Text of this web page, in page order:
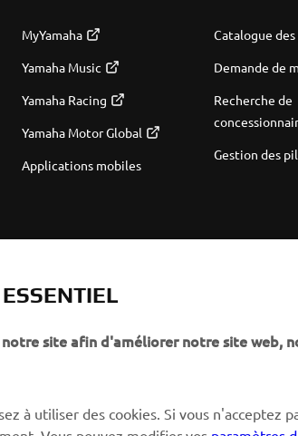
MyYamaha
Yamaha Music
Yamaha Racing
Yamaha Motor Global
Applications mobiles
Catalogue
Demande de
Recherche de
Gestion des
site afin d'améliorer notre site web,
à utiliser des cookies. Si vous n'acceptez